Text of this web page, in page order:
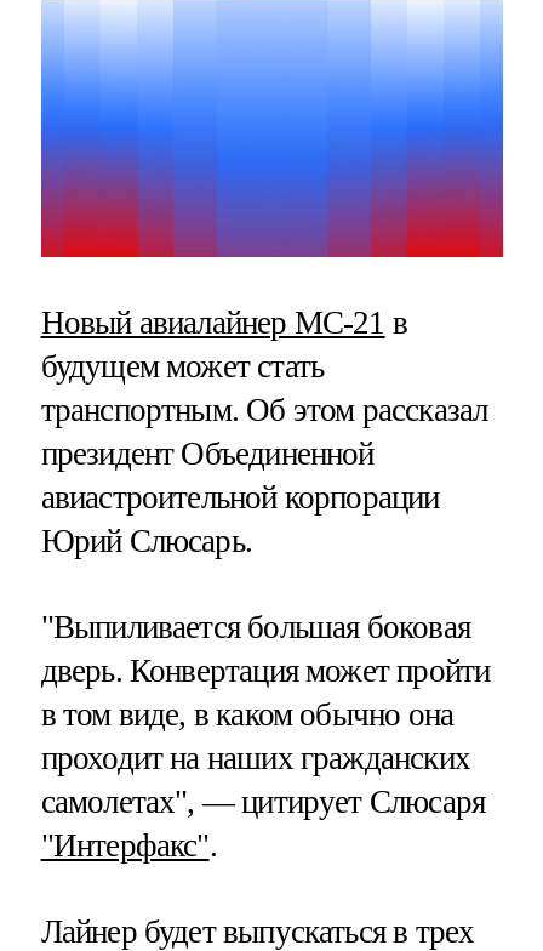
Новый авиалайнер МС-21 в
будущем может стать
транспортным. Об этом рассказал
президент Объединенной
авиастроительной корпорации
Юрий Слюсарь.
"Выпиливается большая боковая
дверь. Конвертация может пройти
в том виде, в каком обычно она
проходит на наших гражданских
самолетах", — цитирует Слюсаря
"Интерфакс".
Лайнер будет выпускаться в трех